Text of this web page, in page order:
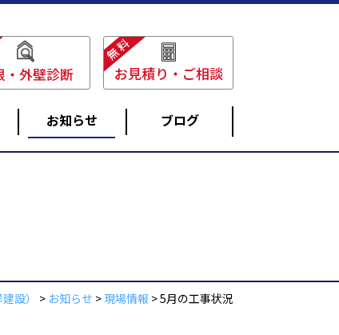
・外壁診断
無料
お見積り・ご相談
お知らせ ブログ
雨どい工事
設） > お知らせ > 現場情報 >5月の工事状況